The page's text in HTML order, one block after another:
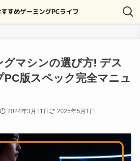
グマシンの選び方! デス
PC版スペック完全マニュ
2024年3月11日 2025年5月1日